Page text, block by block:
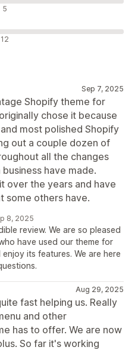
5
12
Sep 7, 2025
Shopify theme for
chose it because
most polished Shopify
out a couple dozen of
all the changes
have made.
over the years and have
some others have.
8, 2025
review. We are so pleased
have used our theme for
its features. We are here
Aug 29, 2025
fast helping us. Really
and other
has to offer. We are now
So far it's working